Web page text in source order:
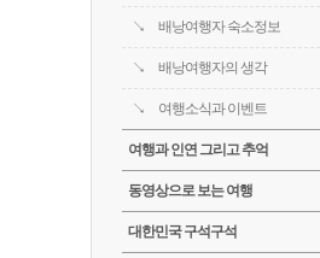
배낭여행자 숙소정보
배낭여행자의 생각
여행소식과 이벤트
여행과 인연 그리고 추억
동영상으로 보는 여행
대한민국 구석구석